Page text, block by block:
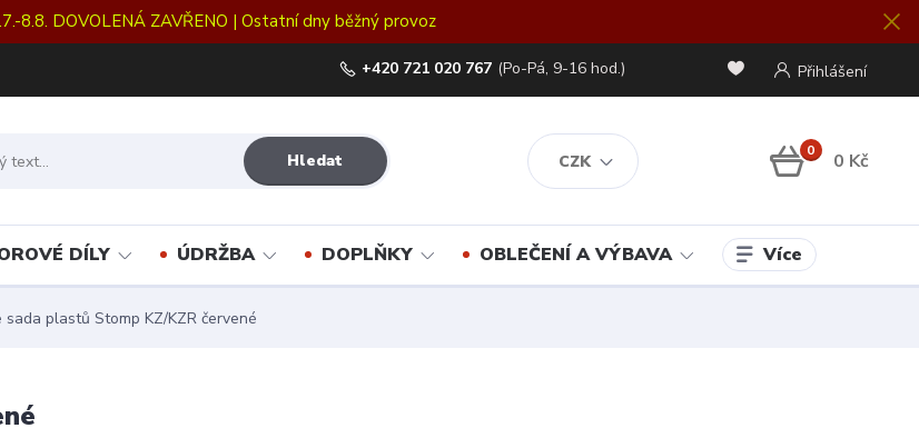
8.8. DOVOLENÁ ZAVŘENO | Ostatní dny běžný provoz
CZK
Přihlášení
Hledat
+420 721 020 767 (Po-Pá, 9-16 hod.)
0 0 Kč
DÍLY ÚDRŽBA DOPLŇKY OBLEČENÍ A VÝBAVA Více
sada plastů Stomp KZ/KZR červené